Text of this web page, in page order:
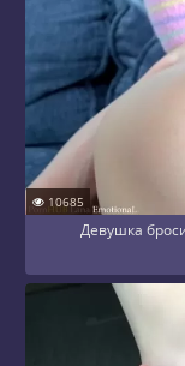
10685
Девушка